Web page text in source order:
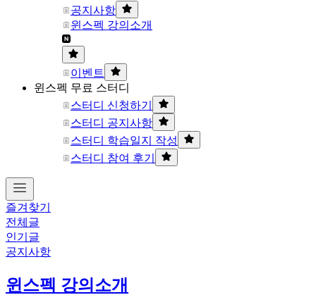
공지사항
윈스펙 강의소개
이벤트
윈스펙 무료 스터디
스터디 신청하기
스터디 공지사항
스터디 학습일지 작성
스터디 참여 후기
즐겨찾기
전체글
인기글
공지사항
윈스펙 강의소개